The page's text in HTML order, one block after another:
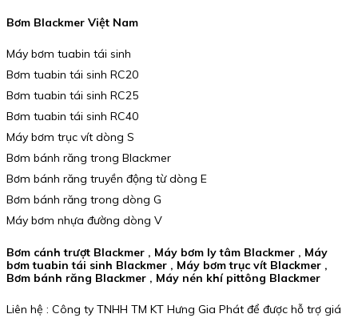
Bơm Blackmer Việt Nam
Máy bơm tuabin tái sinh
Bơm tuabin tái sinh RC20
Bơm tuabin tái sinh RC25
Bơm tuabin tái sinh RC40
Máy bơm trục vít dòng S
Bơm bánh răng trong Blackmer
Bơm bánh răng truyền động từ dòng E
Bơm bánh răng trong dòng G
Máy bơm nhựa đường dòng V
Bơm cánh trượt Blackmer , Máy bơm ly tâm Blackmer , Máy
bơm tuabin tái sinh Blackmer , Máy bơm trục vít Blackmer ,
Bơm bánh răng Blackmer , Máy nén khí pittông Blackmer
Liên hệ : Công ty TNHH TM KT Hưng Gia Phát để được hỗ trợ giá